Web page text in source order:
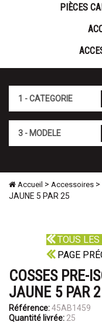
PIÈCES
Accueil > Accessoires >
JAUNE 5 PAR 25
TOUS LES
PAGE
COSSES PRE-
JAUNE 5 PAR
Référence:45AB1459
Quantité livrée: 25